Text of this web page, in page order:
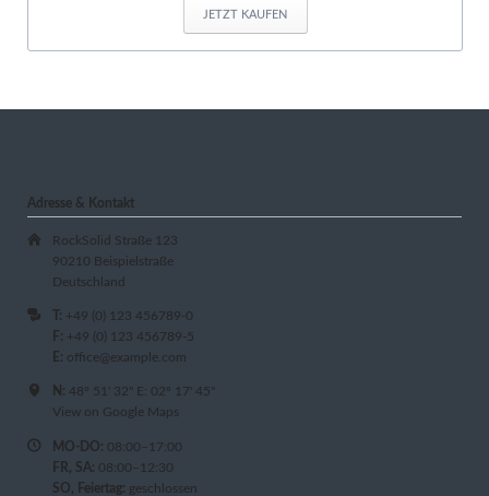
JETZT KAUFEN
Adresse & Kontakt
RockSolid Straße 123
90210 Beispielstraße
Deutschland
T: +49 (0) 123 456789-0
F: +49 (0) 123 456789-5
E: office@example.com
N: 48º 51' 32" E: 02º 17' 45"
View on Google Maps
MO-DO: 08:00–17:00
FR, SA: 08:00–12:30
SO, Feiertag: geschlossen